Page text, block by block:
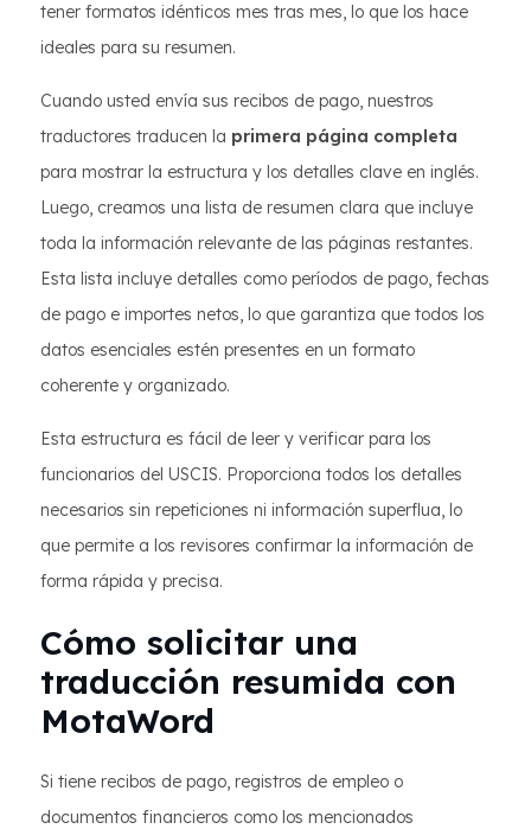
tener formatos idénticos mes tras mes, lo que los hace
ideales para su resumen.
Cuando usted envía sus recibos de pago, nuestros
traductores traducen la primera página completa
para mostrar la estructura y los detalles clave en inglés.
Luego, creamos una lista de resumen clara que incluye
toda la información relevante de las páginas restantes.
Esta lista incluye detalles como períodos de pago, fechas
de pago e importes netos, lo que garantiza que todos los
datos esenciales estén presentes en un formato
coherente y organizado.
Esta estructura es fácil de leer y verificar para los
funcionarios del USCIS. Proporciona todos los detalles
necesarios sin repeticiones ni información superflua, lo
que permite a los revisores confirmar la información de
forma rápida y precisa.
Cómo solicitar una
traducción resumida con
MotaWord
Si tiene recibos de pago, registros de empleo o
documentos financieros como los mencionados